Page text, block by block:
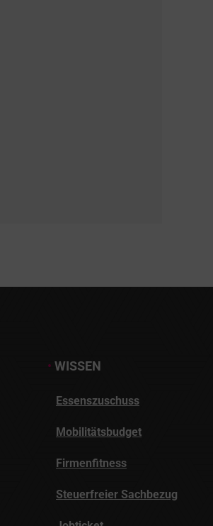
• WISSEN
Essenszuschuss
Mobilitätsbudget
Firmenfitness
Steuerfreier Sachbezug